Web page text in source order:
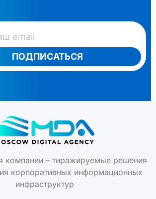
ПОДПИСАТЬСЯ
компании – тиражируемые решения
корпоративных информационных
инфраструктур